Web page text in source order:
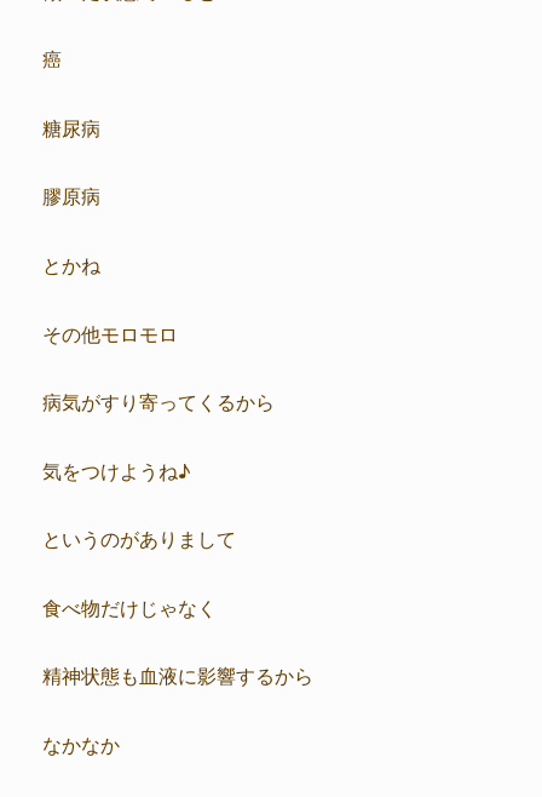
癌
糖尿病
膠原病
とかね
その他モロモロ
病気がすり寄ってくるから
気をつけようね♪
というのがありまして
食べ物だけじゃなく
精神状態も血液に影響するから
なかなか